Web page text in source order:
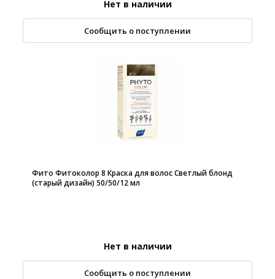
Нет в наличии
Сообщить о поступлении
Фито Фитоколор 8 Краска для волос Светлый блонд
(старый дизайн) 50/50/12 мл
Нет в наличии
Сообщить о поступлении